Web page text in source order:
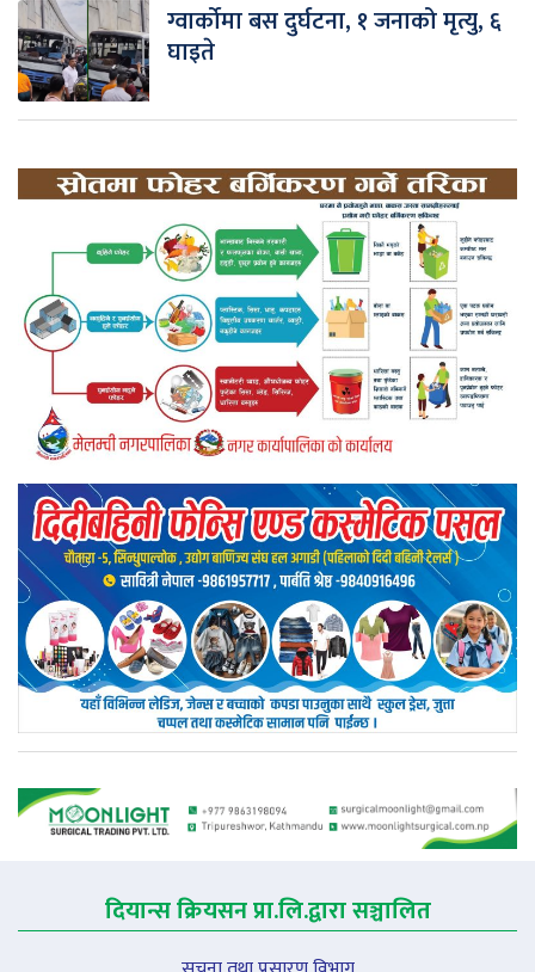
ग्वार्कोमा बस दुर्घटना, १ जनाको मृत्यु, ६
घाइते
दियान्स क्रियसन प्रा.लि.द्वारा सञ्चालित